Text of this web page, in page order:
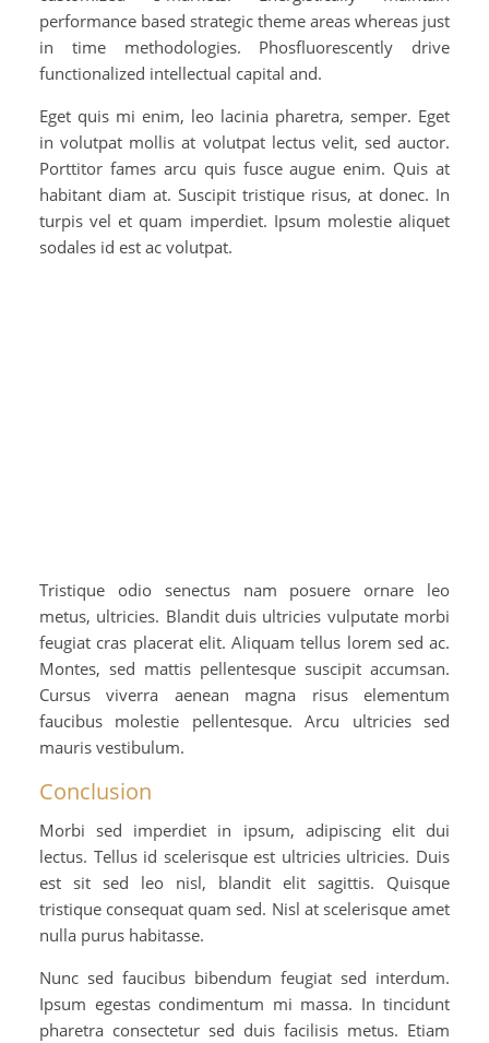
performance based strategic theme areas whereas just
in time methodologies. Phosfluorescently drive
functionalized intellectual capital and.
Eget quis mi enim, leo lacinia pharetra, semper. Eget
in volutpat mollis at volutpat lectus velit, sed auctor.
Porttitor fames arcu quis fusce augue enim. Quis at
habitant diam at. Suscipit tristique risus, at donec. In
turpis vel et quam imperdiet. Ipsum molestie aliquet
sodales id est ac volutpat.
Tristique odio senectus nam posuere ornare leo
metus, ultricies. Blandit duis ultricies vulputate morbi
feugiat cras placerat elit. Aliquam tellus lorem sed ac.
Montes, sed mattis pellentesque suscipit accumsan.
Cursus viverra aenean magna risus elementum
faucibus molestie pellentesque. Arcu ultricies sed
mauris vestibulum.
Conclusion
Morbi sed imperdiet in ipsum, adipiscing elit dui
lectus. Tellus id scelerisque est ultricies ultricies. Duis
est sit sed leo nisl, blandit elit sagittis. Quisque
tristique consequat quam sed. Nisl at scelerisque amet
nulla purus habitasse.
Nunc sed faucibus bibendum feugiat sed interdum.
Ipsum egestas condimentum mi massa. In tincidunt
pharetra consectetur sed duis facilisis metus. Etiam